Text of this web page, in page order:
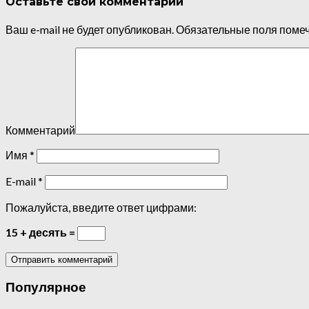
Ваш e-mail не будет опубликован.Обязательные поля
Комментарий
Имя *
E-mail*
Пожалуйста, введите ответ цифрами:
15 + десять =
Популярное